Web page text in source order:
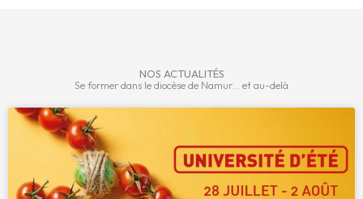
NOS ACTUALITÉS
Se former dans le diocèse de Namur… et au-delà